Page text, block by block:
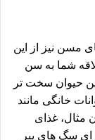
مسن نیز از این
شما به سن
حیوان سخت تر
خانگی مانند
مثال، غذای
سگ های پیر